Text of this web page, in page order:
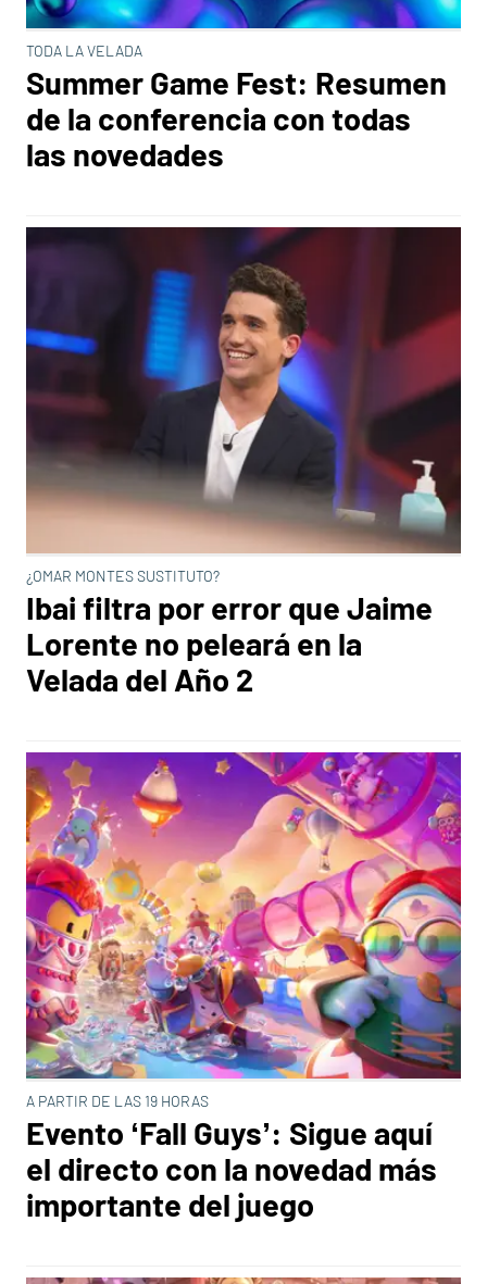
TODA LA VELADA
Summer Game Fest: Resumen
de la conferencia con todas
las novedades
¿OMAR MONTES SUSTITUTO?
Ibai filtra por error que Jaime
Lorente no peleará en la
Velada del Año 2
A PARTIR DE LAS 19 HORAS
Evento ‘Fall Guys’: Sigue aquí
el directo con la novedad más
importante del juego